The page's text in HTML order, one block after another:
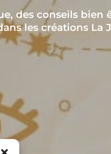
des conseils bien
les créations La